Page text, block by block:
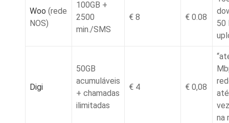
Woo (rede
NOS)
100GB +
2500
min./SMS
€ 8 € 0.08
50
Digi
50GB
acumuláveis
+ chamadas
ilimitadas
€ 4 € 0,08
na